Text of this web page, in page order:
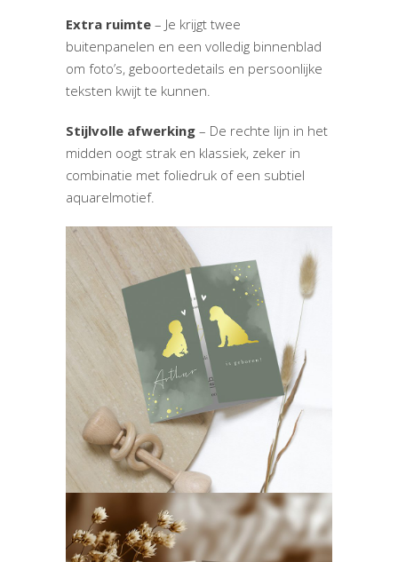
Extra ruimte – Je krijgt twee
buitenpanelen en een volledig binnenblad
om foto’s, geboortedetails en persoonlijke
teksten kwijt te kunnen.
Stijlvolle afwerking – De rechte lijn in het
midden oogt strak en klassiek, zeker in
combinatie met foliedruk of een subtiel
aquarelmotief.